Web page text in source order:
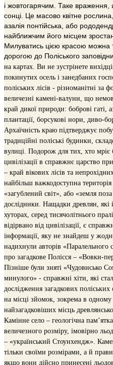
і жовтогарячим. Таке
сонці. Це масово квітне
азалія понтійська, або
найближчим його місцем
Милуватись цією красою можна
дорогою до Поліського
на картах. Ви не зустрінете
покинутих осель і занедбаних
поліських лісів - різноманітні
величезні камені-валуни, що
край дикої природи: боброві гаті,
плантації, борсукові нори, диво-
Архаїчність краю підтверджує
традиційні поліські будинки,
вулиці. Подорож для тих, хто мріє
цивілізації в справжнє царство
– край вікових лісів та
найбільш важкодоступна
«загублений світ», або «земля
дослідники. Нащадки древлян, які
хуторах, серед тисячолітнього
відірвано від цивілізації, є
інформації, яку не знайдеш у
надихнули авторів
про загадкове Полісся – «Вовки-
Пізніше були зняті «Чудовисько
минулого» - справжні хіти, які
дослідження загадкових поліських
на місці зйомок, зокрема в одному
найзагадковіших місць
Камінне село – геологічна
величезного розміру, імовірно
– «український Стоунхендж».
тільки своїми розмірами, а й
якщо вони дійсно принесені